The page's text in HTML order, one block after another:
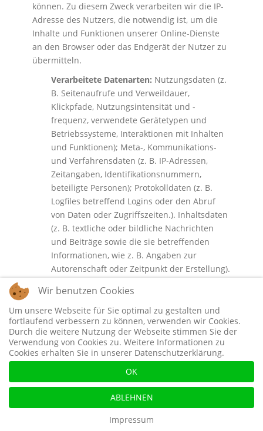
können. Zu diesem Zweck verarbeiten wir die IP-
Adresse des Nutzers, die notwendig ist, um die
Inhalte und Funktionen unserer Online-Dienste
an den Browser oder das Endgerät der Nutzer zu
übermitteln.
Verarbeitete Datenarten: Nutzungsdaten (z.
B. Seitenaufrufe und Verweildauer,
Klickpfade, Nutzungsintensität und -
frequenz, verwendete Gerätetypen und
Betriebssysteme, Interaktionen mit Inhalten
und Funktionen); Meta-, Kommunikations-
und Verfahrensdaten (z. B. IP-Adressen,
Zeitangaben, Identifikationsnummern,
beteiligte Personen); Protokolldaten (z. B.
Logfiles betreffend Logins oder den Abruf
von Daten oder Zugriffszeiten.). Inhaltsdaten
(z. B. textliche oder bildliche Nachrichten
und Beiträge sowie die sie betreffenden
Informationen, wie z. B. Angaben zur
Autorenschaft oder Zeitpunkt der Erstellung).
Webseitenbesucher, Nutzer von
Onlinediensten).
Zwecke der Verarbeitung:Bereitstellung
unseres Onlineangebotes und
Nutzerfreundlichkeit;
Informationstechnische Infrastruktur (Betrieb
und Bereitstellung von
Informationssystemen und technischen
Geräten (Computer, Server etc.)).
Sicherheitsmaßnahmen.
Wir benutzen Cookies
Um unsere Webseite für Sie optimal zu gestalten und
fortlaufend verbessern zu können, verwenden wir Cookies.
Durch die weitere Nutzung der Webseite stimmen Sie der
Verwendung von Cookies zu. Weitere Informationen zu
Cookies erhalten Sie in unserer Datenschutzerklärung.
OK
ABLEHNEN
Impressum